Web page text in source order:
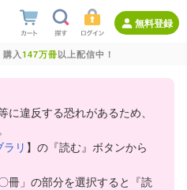
無料登録
購入147万冊以上配信中！
違反する恐れがあるため、
リ 】の『読む』ボタンから
冊」の部分を選択すると『読